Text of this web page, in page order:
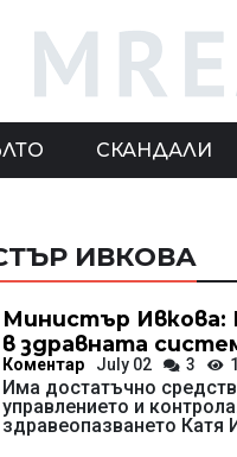
СКАНДАЛИ
ИВКОВА
Министър Ивкова:
в здравната
Коментар July 02 3
Има достатъчно
управлението и
здравеопазването Катя